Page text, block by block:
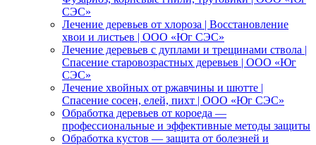
СЭС»
Лечение деревьев от хлороза | Восстановление
хвои и листьев | ООО «Юг СЭС»
Лечение деревьев с дуплами и трещинами ствола |
Спасение старовозрастных деревьев | ООО «Юг
СЭС»
Лечение хвойных от ржавчины и шютте |
Спасение сосен, елей, пихт | ООО «Юг СЭС»
Обработка деревьев от короеда —
профессиональные и эффективные методы защиты
Обработка кустов — защита от болезней и